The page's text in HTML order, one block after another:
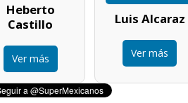
Heberto
Castillo
Ver más
Luis Alcaraz
Ver más